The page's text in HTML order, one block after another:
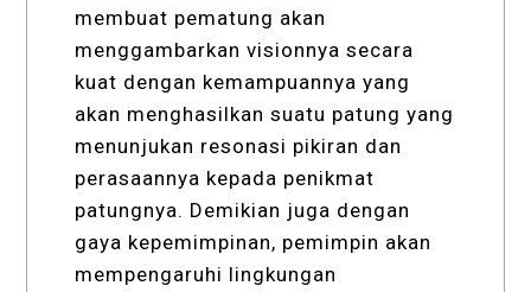
membuat pematung akan
menggambarkan visionnya secara
kuat dengan kemampuannya yang
akan menghasilkan suatu patung yang
menunjukan resonasi pikiran dan
perasaannya kepada penikmat
patungnya. Demikian juga dengan
gaya kepemimpinan, pemimpin akan
mempengaruhi lingkungan